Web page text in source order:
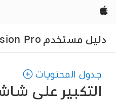
Apple‏
دليل مستخدم Apple Vision Pro
جدول المحتويات
التكبير على